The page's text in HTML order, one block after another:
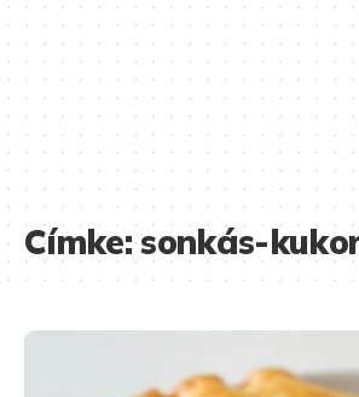
Címke:sonkás-